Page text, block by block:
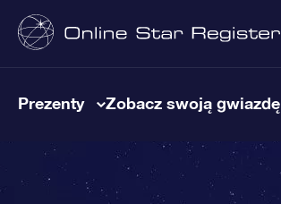
Prezenty Zobacz swoją gwiazdę